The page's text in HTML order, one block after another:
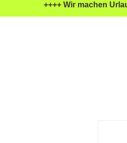
++++ Wir machen